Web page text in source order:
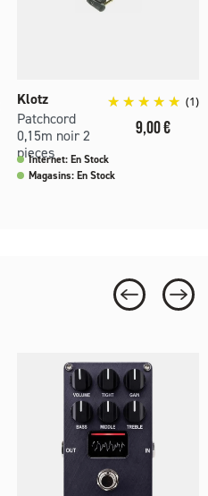
Klotz
Patchcord
0,15m noir 2
pieces
(1)
Prix
9,00 €
Internet: En Stock
Magasins: En Stock